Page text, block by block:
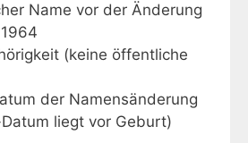
Name vor der Änderung
(keine öffentliche
der Namensänderung
liegt vor Geburt)